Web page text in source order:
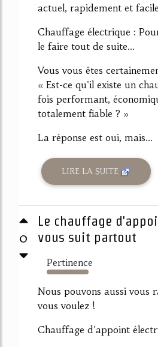
actuel, rapidement et
Chauffage électrique :
le faire tout de suite...
Vous vous êtes
« Est-ce qu'il existe un
fois performant,
totalement fiable ? »
La réponse est oui, mais...
LIRE LA SUITE
0
Le chauffage
vous suit partout
Pertinence
2165%
Nous pouvons aussi vous
vous voulez !
Chauffage d'appoint